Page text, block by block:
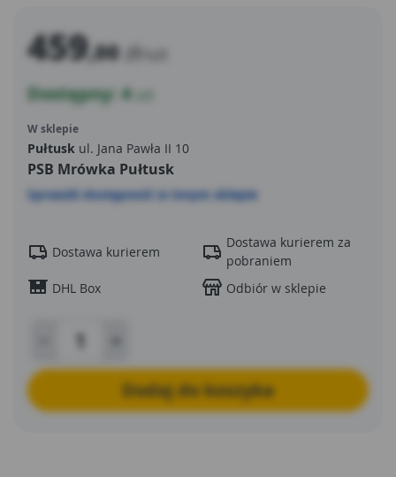
opróżniania, co znacząco przyspiesza porządki w
większych pomieszczeniach. Solidna konstrukcja i
intuicyjne elementy sterujące ułatwiają szybkie
rodzaju powierzchni.
459,00 zł
Dostępny: 4
W sklepie
Pułtusk ul. Jana Pawła II 10
PSB Mrówka Pułtusk
Sprawdź dostępność w innym sklepie
Dostawa kurierem
Dostawa kurierem za
pobraniem
DHL Box
Odbiór w sklepie
Dodaj do koszyka